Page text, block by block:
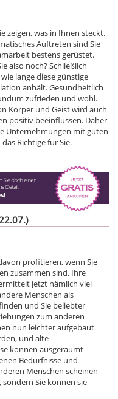
zeigen, was in Ihnen steckt.
Auftreten sind Sie
bestens gerüstet.
also noch? Schließlich
lange diese günstige
anhält. Gesundheitlich
zufrieden und wohl.
Körper und Geist wird auch
positiv beeinflussen. Daher
Unternehmungen mit guten
Richtige für Sie.
profitieren, wenn Sie
zusammen sind. Ihre
jetzt nämlich viel
Menschen als
und Sie beliebter
zum anderen
nun leichter aufgebaut
und alte
können ausgeräumt
Bedürfnisse und
Menschen scheinen
Sie können sie